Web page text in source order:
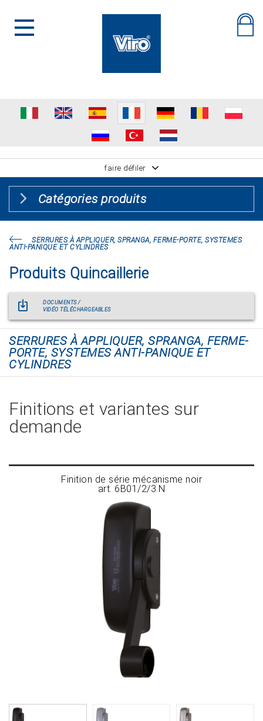
faire défiler
Catégories produits
SERRURES À APPLIQUER, SPRANGA, FERME-PORTE, SYSTEMES
ANTI-PANIQUE ET CYLINDRES
Produits Quincaillerie
DOCUMENTS /
VIDÉO TÉLÉCHARGEABLES
SERRURES À APPLIQUER, SPRANGA, FERME-
PORTE, SYSTEMES ANTI-PANIQUE ET
CYLINDRES
Finitions et variantes sur
demande
Finition de série mécanisme noir
art. 6B01/2/3.N